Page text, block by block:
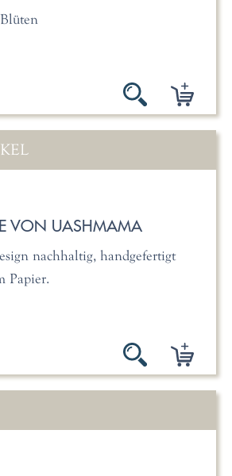
VON UASHMAMA
nachhaltig, handgefertigt
Papier.